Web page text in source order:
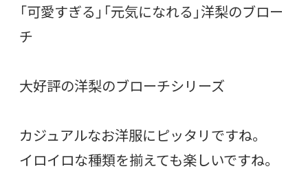
「可愛すぎる」「元気になれる」洋梨のブロー
チ
大好評の洋梨のブローチシリーズ
カジュアルなお洋服にピッタリですね。
イロイロな種類を揃えても楽しいですね。